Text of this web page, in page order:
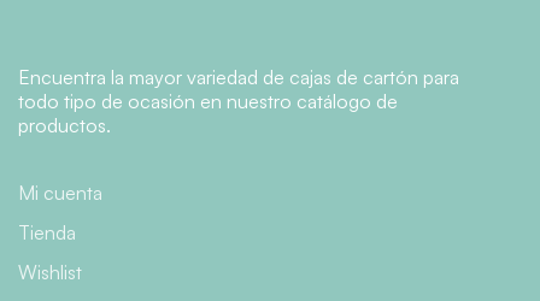
Encuentra la mayor variedad de cajas de cartón para
todo tipo de ocasión en nuestro catálogo de
productos.
Mi cuenta
Tienda
Wishlist